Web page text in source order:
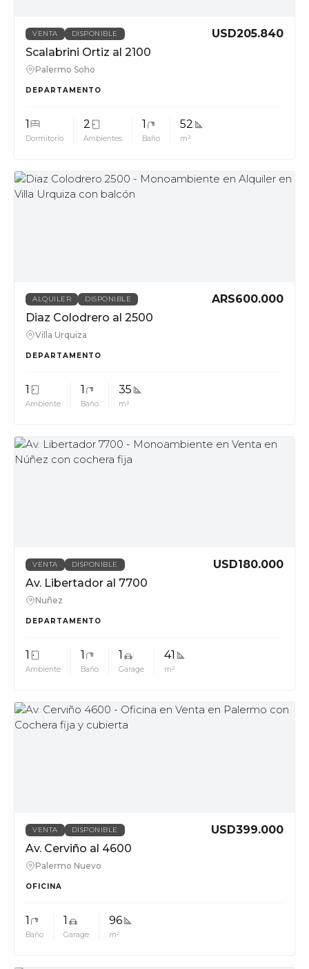
VENTA DISPONIBLE
USD205.840
Scalabrini Ortiz al 2100
Palermo Soho
DEPARTAMENTO
1
Dormitorio
2
Ambientes
1
Baño
52
m²
MUV
ALQUILER DISPONIBLE
ARS600.000
Diaz Colodrero al 2500
Villa Urquiza
DEPARTAMENTO
1
Ambiente
1
Baño
35
m²
MUV
VENTA DISPONIBLE
USD180.000
Av. Libertador al 7700
Nuñez
DEPARTAMENTO
1
Ambiente
1
Baño
1
Garage
41
m²
MUV
VENTA DISPONIBLE
USD399.000
Av. Cerviño al 4600
Palermo Nuevo
OFICINA
1
Baño
1
Garage
96
m²